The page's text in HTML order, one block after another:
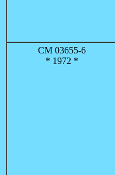
СМ 03655-6
* 1972 *